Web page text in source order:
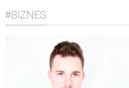
#BIZNES